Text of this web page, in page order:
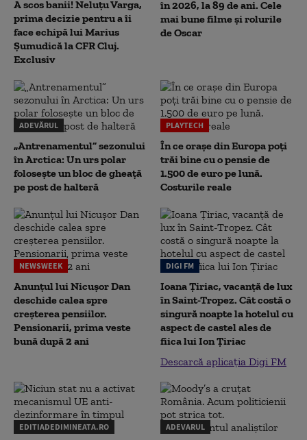
A scos banii! Neluțu Varga,
prima decizie pentru a îi
face echipă lui Marius
Șumudică la CFR Cluj.
Exclusiv
în 2026, la 89 de ani. Cele
mai bune filme și rolurile
de Oscar
ADEVĂRUL
„Antrenamentul” sezonului
în Arctica: Un urs polar
folosește un bloc de gheață
pe post de halteră
PLAYTECH
În ce orașe din Europa poți
trăi bine cu o pensie de
1.500 de euro pe lună.
Costurile reale
NEWSWEEK
Anunțul lui Nicușor Dan
deschide calea spre
creșterea pensiilor.
Pensionarii, prima veste
bună după 2 ani
DIGI FM
Ioana Țiriac, vacanță de lux
în Saint-Tropez. Cât costă o
singură noapte la hotelul cu
aspect de castel ales de
fiica lui Ion Țiriac
Descarcă aplicația Digi FM
EDITIADEDIMINEATA.RO ADEVARUL